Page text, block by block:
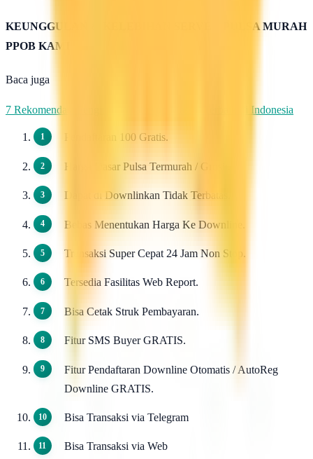
KEUNGGULAN & KELEBIHAN SERVER PULSA MURAH
PPOB KAMI
Baca juga
7 Rekomendasi Pengirim WhatsApp Massal Terbaik di Indonesia
Pendaftaran 100 Gratis.
Harga Dasar Pulsa Termurah / Grosir.
Dapat di Downlinkan Tidak Terbatas.
Bebas Menentukan Harga Ke Downline.
Transaksi Super Cepat 24 Jam Non Stop.
Tersedia Fasilitas Web Report.
Bisa Cetak Struk Pembayaran.
Fitur SMS Buyer GRATIS.
Fitur Pendaftaran Downline Otomatis / AutoReg
Downline GRATIS.
Bisa Transaksi via Telegram
Bisa Transaksi via Web